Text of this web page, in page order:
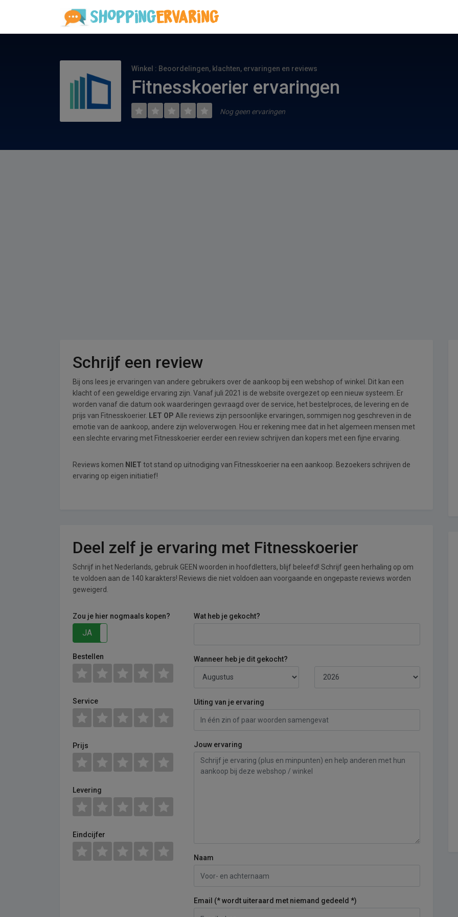
Winkel : Beoordelingen, klachten, ervaringen en reviews
Fitnesskoerier ervaringen
Nog geen ervaringen
Schrijf een review
Bij ons lees je ervaringen van andere gebruikers over de aankoop bij een webshop of winkel. Dit kan een
klacht of een geweldige ervaring zijn. Vanaf juli 2021 is de website overgezet op een nieuw systeem. Er
worden vanaf die datum ook waarderingen gevraagd over de service, het bestelproces, de levering en de
prijs van Fitnesskoerier. LET OP Alle reviews zijn persoonlijke ervaringen, sommigen nog geschreven in de
emotie van de aankoop, andere zijn weloverwogen. Hou er rekening mee dat in het algemeen mensen met
een slechte ervaring met Fitnesskoerier eerder een review schrijven dan kopers met een fijne ervaring.
Reviews komen NIET tot stand op uitnodiging van Fitnesskoerier na een aankoop. Bezoekers schrijven de
ervaring op eigen initiatief!
Deel zelf je ervaring met Fitnesskoerier
Schrijf in het Nederlands, gebruik GEEN woorden in hoofdletters, blijf beleefd! Schrijf geen herhaling op om
te voldoen aan de 140 karakters! Reviews die niet voldoen aan voorgaande en ongepaste reviews worden
geweigerd.
Zou je hier nogmaals kopen?
JA
Bestellen
Service
Prijs
Levering
Eindcijfer
Wat heb je gekocht?
Wanneer heb je dit gekocht?
Uiting van je ervaring
Jouw ervaring
Naam
Email (* wordt uiteraard met niemand gedeeld *)